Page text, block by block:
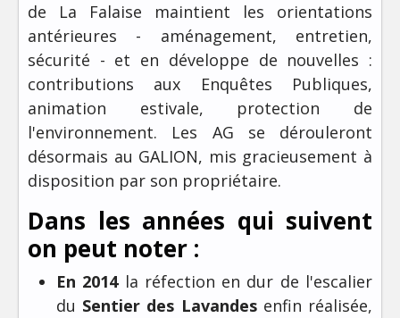
de La Falaise maintient les orientations
antérieures - aménagement, entretien,
sécurité - et en développe de nouvelles :
contributions aux Enquêtes Publiques,
animation estivale, protection de
l'environnement. Les AG se dérouleront
désormais au GALION, mis gracieusement à
disposition par son propriétaire.
Dans les années qui suivent
on peut noter :
En 2014la réfection en dur de l'escalier
du Sentier des Lavandesenfin réalisée,